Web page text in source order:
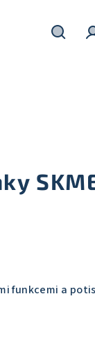
funkcemi a